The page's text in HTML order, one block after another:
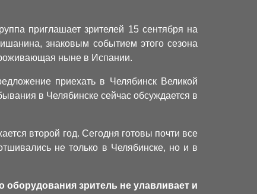
приглашает зрителей 15 сентября на
знаковым событием этого сезона
ныне в Испании.
приехать в Челябинск Великой
в Челябинске сейчас обсуждается в
второй год. Сегодня готовы почти все
не только в Челябинске, но и в
оборудования зритель не улавливает и